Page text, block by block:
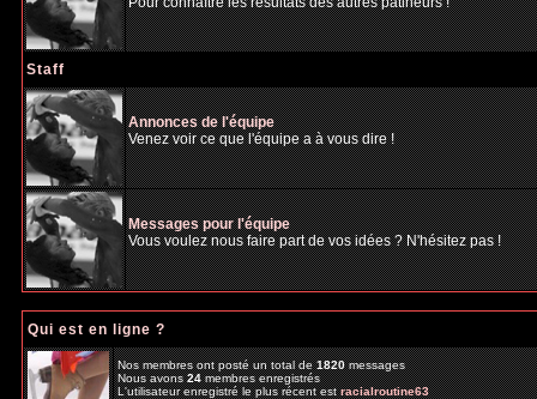
Staff
Annonces de l'équipe
Venez voir ce que l'équipe a à vous dire !
Messages pour l'équipe
Vous voulez nous faire part de vos idées ? N'hésitez pas !
Qui est en ligne ?
Nos membres ont posté un total de1820messages
Nous avons24membres enregistrés
L'utilisateur enregistré le plus récent estracialroutine63